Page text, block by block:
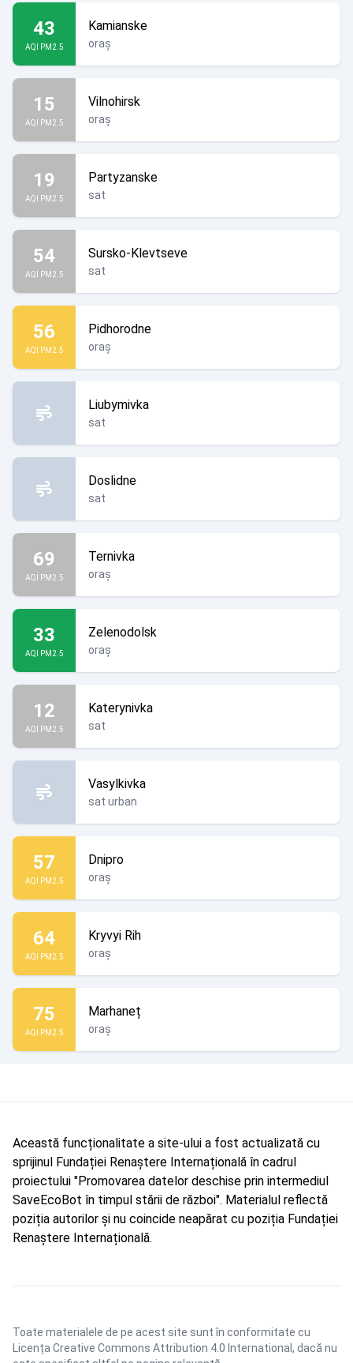
43
AQI PM2.5
Kamianske
oraș
15
AQI PM2.5
Vilnohirsk
oraș
19
AQI PM2.5
Partyzanske
sat
54
AQI PM2.5
Sursko-Klevtseve
sat
56
AQI PM2.5
Pidhorodne
oraș
Liubymivka
sat
Doslidne
sat
69
AQI PM2.5
Ternivka
oraș
33
AQI PM2.5
Zelenodolsk
oraș
12
AQI PM2.5
Katerynivka
sat
Vasylkivka
sat urban
57
AQI PM2.5
Dnipro
oraș
64
AQI PM2.5
Kryvyi Rih
oraș
75
AQI PM2.5
Marhaneț
oraș
Această funcționalitate a site-ului a fost actualizată cu
sprijinul Fundației Renaștere Internațională în cadrul
proiectului "Promovarea datelor deschise prin intermediul
SaveEcoBot în timpul stării de război". Materialul reflectă
poziția autorilor și nu coincide neapărat cu poziția Fundației
Renaștere Internațională.
Toate materialele de pe acest site sunt în conformitate cu
Licența Creative Commons Attribution 4.0 International , dacă nu